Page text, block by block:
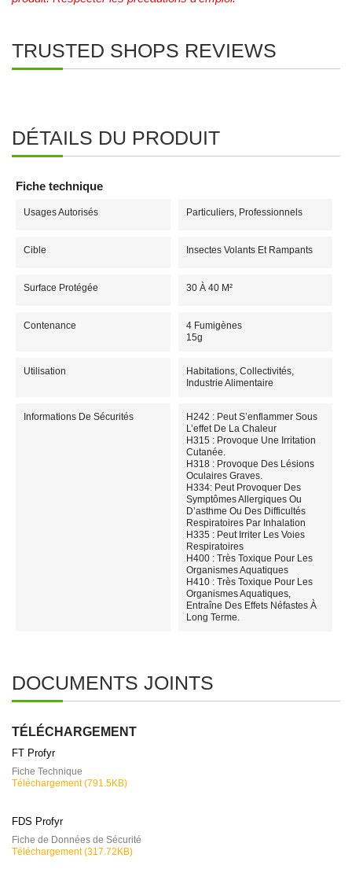
TRUSTED SHOPS REVIEWS
DÉTAILS DU PRODUIT
Fiche technique
Usages Autorisés Particuliers, Professionnels
Cible Insectes Volants Et Rampants
Surface Protégée 30 À 40 M²
Contenance
4 Fumigènes
15g
Utilisation
Habitations, Collectivités,
Industrie Alimentaire
Informations De Sécurités
H242 : Peut S’enflammer Sous
L’effet De La Chaleur
H315 : Provoque Une Irritation
Cutanée.
H318 : Provoque Des Lésions
Oculaires Graves.
H334: Peut Provoquer Des
Symptômes Allergiques Ou
D’asthme Ou Des Difficultés
Respiratoires Par Inhalation
H335 : Peut Irriter Les Voies
Respiratoires
H400 : Très Toxique Pour Les
Organismes Aquatiques
H410 : Très Toxique Pour Les
Organismes Aquatiques,
Entraîne Des Effets Néfastes À
Long Terme.
DOCUMENTS JOINTS
TÉLÉCHARGEMENT
FT Profyr
Fiche Technique
Téléchargement (791.5KB)
FDS Profyr
Fiche de Données de Sécurité
Téléchargement (317.72KB)